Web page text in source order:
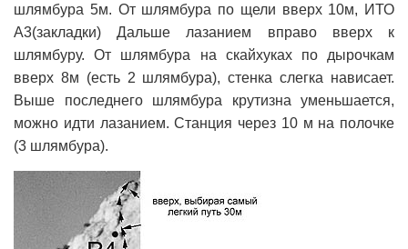
шлямбура 5м. От шлямбура по щели вверх 10м, ИТО
А3(закладки) Дальше лазанием вправо вверх к
шлямбуру. От шлямбура на скайхуках по дырочкам
вверх 8м (есть 2 шлямбура), стенка слегка нависает.
Выше последнего шлямбура крутизна уменьшается,
можно идти лазанием. Станция через 10 м на полочке
(3 шлямбура).